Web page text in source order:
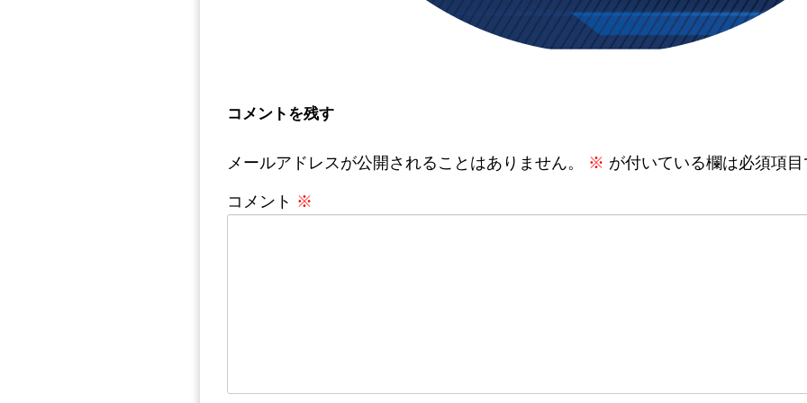
コメントを残す
メールアドレスが公開されることはありません。 ※ が付いている欄は必須項
コメント ※